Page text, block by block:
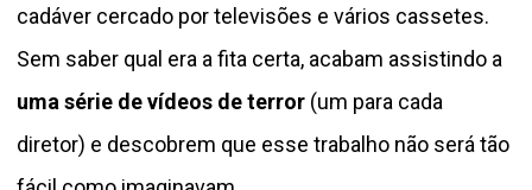
cadáver cercado por televisões e vários cassetes.
Sem saber qual era a fita certa, acabam assistindo a
uma série de vídeos de terror (um para cada
diretor) e descobrem que esse trabalho não será tão